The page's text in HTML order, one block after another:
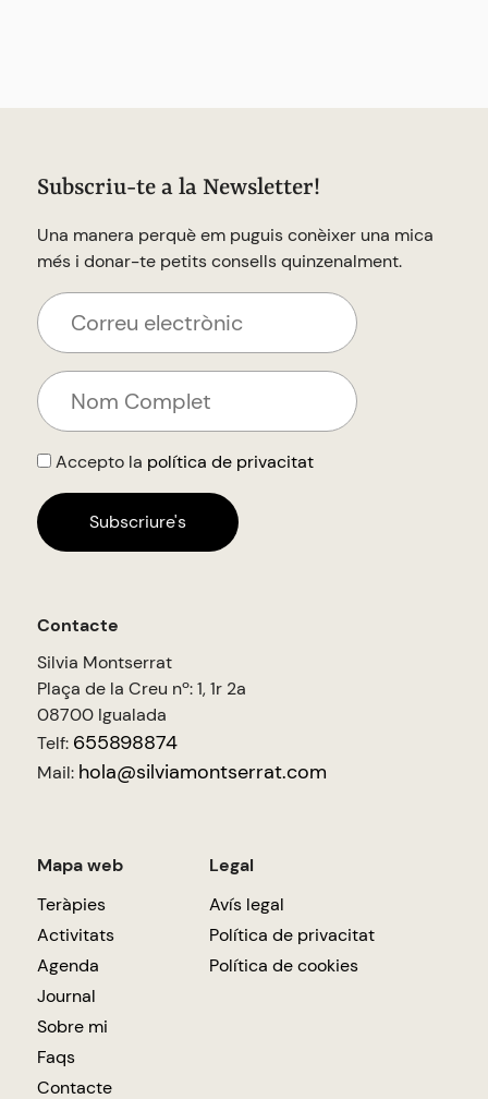
Subscriu-te a la Newsletter!
Una manera perquè em puguis conèixer una mica
més i donar-te petits consells quinzenalment.
Accepto la política de privacitat
Contacte
Silvia Montserrat
Plaça de la Creu nº: 1, 1r 2a
08700 Igualada
Telf: 655898874
Mail: hola@silviamontserrat.com
Mapa web
Teràpies
Activitats
Agenda
Journal
Sobre mi
Faqs
Contacte
Legal
Avís legal
Política de privacitat
Política de cookies